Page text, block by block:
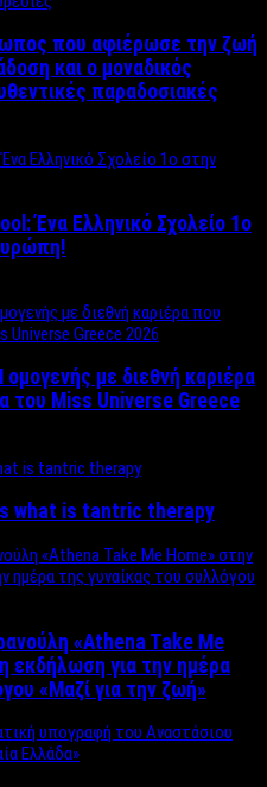
που αφιέρωσε την ζωή
και ο μοναδικός
παραδοσιακές
Ένα Ελληνικό Σχολείo 1ο
με διεθνή καριέρα
του Miss Universe Greece
what is tantric therapy
«Athena Take Me
εκδήλωση για την ημέρα
«Μαζί για την ζωή»